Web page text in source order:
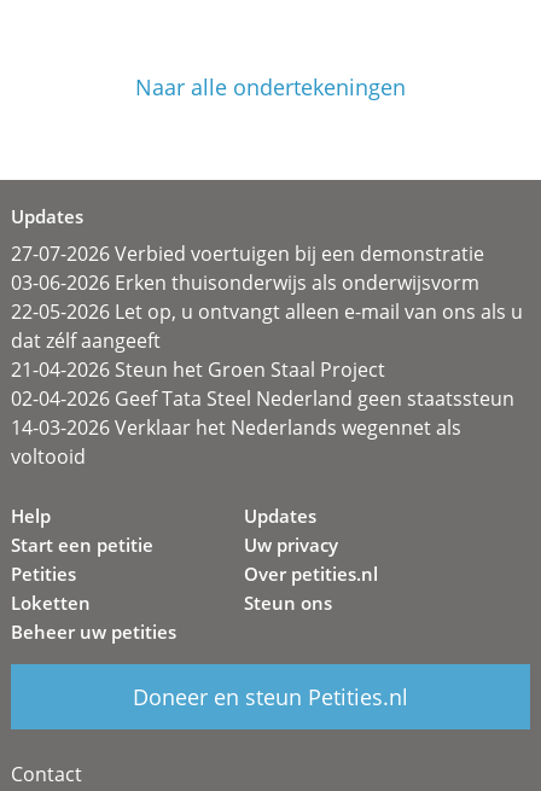
Naar alle ondertekeningen
Updates
27-07-2026 Verbied voertuigen bij een demonstratie
03-06-2026 Erken thuisonderwijs als onderwijsvorm
22-05-2026 Let op, u ontvangt alleen e-mail van ons als u
dat zélf aangeeft
21-04-2026 Steun het Groen Staal Project
02-04-2026 Geef Tata Steel Nederland geen staatssteun
14-03-2026 Verklaar het Nederlands wegennet als
voltooid
Help
Start een petitie
Petities
Loketten
Beheer uw petities
Updates
Uw privacy
Over petities.nl
Steun ons
Doneer en steun Petities.nl
Contact